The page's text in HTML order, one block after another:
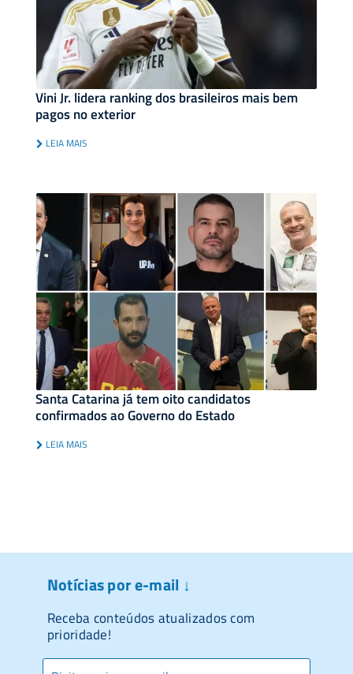
Vini Jr. lidera ranking dos brasileiros mais bem
pagos no exterior
LEIA MAIS
Santa Catarina já tem oito candidatos
confirmados ao Governo do Estado
LEIA MAIS
Notícias por e-mail ↓
Receba conteúdos atualizados com
prioridade!